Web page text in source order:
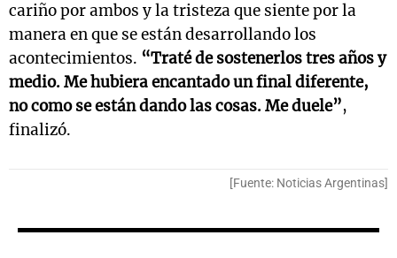
cariño por ambos y la tristeza que siente por la
manera en que se están desarrollando los
acontecimientos. “Traté de sostenerlos tres años y
medio. Me hubiera encantado un final diferente,
no como se están dando las cosas. Me duele”,
finalizó.
[Fuente: Noticias Argentinas]